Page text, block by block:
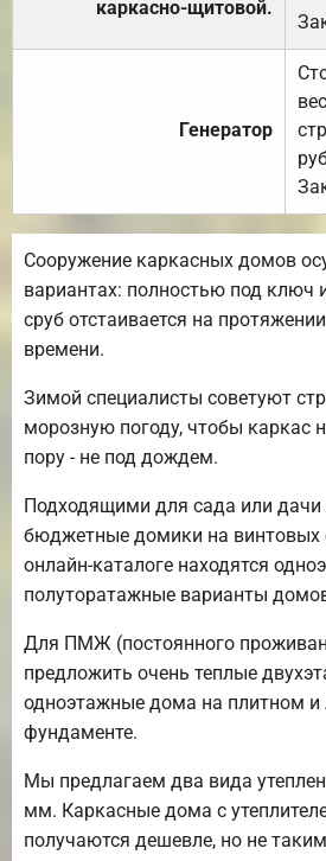
каркасно-щитовой.
Генератор
Сооружение каркасных домов
вариантах: полностью под ключ
сруб отстаивается на
времени.
Зимой специалисты советуют
морозную погоду, чтобы каркас
пору - не под дождем.
Подходящими для сада или дачи
бюджетные домики на винтовых
онлайн-каталоге находятся
полуторатажные варианты
Для ПМЖ (постоянного
предложить очень теплые
одноэтажные дома на плитном и
фундаменте.
Мы предлагаем два вида
мм. Каркасные дома с
получаются дешевле, но не